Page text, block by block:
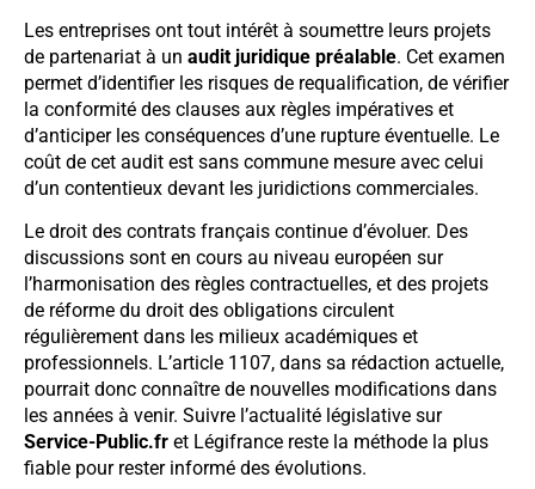
Les entreprises ont tout intérêt à soumettre leurs projets
de partenariat à un audit juridique préalable. Cet examen
permet d’identifier les risques de requalification, de vérifier
la conformité des clauses aux règles impératives et
d’anticiper les conséquences d’une rupture éventuelle. Le
coût de cet audit est sans commune mesure avec celui
d’un contentieux devant les juridictions commerciales.
Le droit des contrats français continue d’évoluer. Des
discussions sont en cours au niveau européen sur
l’harmonisation des règles contractuelles, et des projets
de réforme du droit des obligations circulent
régulièrement dans les milieux académiques et
professionnels. L’article 1107, dans sa rédaction actuelle,
pourrait donc connaître de nouvelles modifications dans
les années à venir. Suivre l’actualité législative sur
Service-Public.fr et Légifrance reste la méthode la plus
fiable pour rester informé des évolutions.